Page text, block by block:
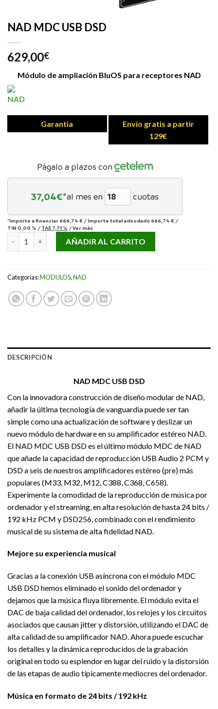
NAD MDC USB DSD
629,00€
Módulo de ampliación BluOS para receptores NAD
Garantia
Envío gratis a partir
129€
Págalo a plazos con
37,04€*al mes en cuotas
*Importe a financiar 666,74 € / Importe total adeudado 666,74 € /
TIN 0,00 % / TAE 7,71 % /Ver más
NAD MDC USB DSD cantidadAÑADIR AL CARRITO
Categorías:MODULOS,NAD
DESCRIPCIÓN
NAD MDC USB DSD
Con la innovadora construcción de diseño modular de NAD,
añadir la última tecnología de vanguardia puede ser tan
simple como una actualización de software y deslizar un
nuevo módulo de hardware en su amplificador estéreo NAD.
El NAD MDC USB DSD es el último módulo MDC de NAD
que añade la capacidad de reproducción USB Audio 2 PCM y
DSD a seis de nuestros amplificadores estéreo (pre) más
populares (M33, M32, M12, C388, C368, C658).
Experimente la comodidad de la reproducción de música por
ordenador y el streaming, en alta resolución de hasta 24 bits /
192 kHz PCM y DSD256, combinado con el rendimiento
musical de su sistema de alta fidelidad NAD.
Mejore su experiencia musical
Gracias a la conexión USB asíncrona con el módulo MDC
USB DSD hemos eliminado el sonido del ordenador y
dejamos que la música fluya libremente. El módulo evita el
DAC de baja calidad del ordenador, los relojes y los circuitos
asociados que causan jitter y distorsión, utilizando el DAC de
alta calidad de su amplificador NAD. Ahora puede escuchar
los detalles y la dinámica reproducidos de la grabación
original en todo su esplendor en lugar del ruido y la distorsión
de las etapas de audio típicamente mediocres del ordenador.
Música en formato de 24 bits / 192 kHz